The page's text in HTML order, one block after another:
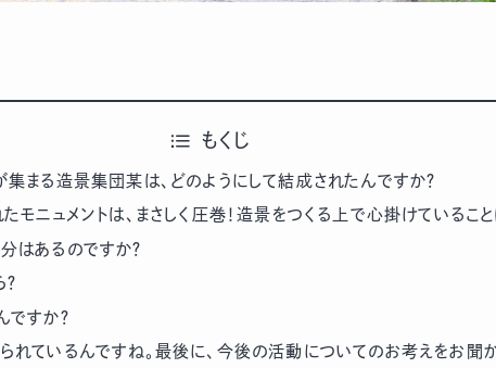
もくじ
まる造景集団某は、どのようにして結成されたんですか？
ニュメントは、まさしく圧巻！造景をつくる上で心掛けていること
はあるのですか？
すか？
ているんですね。最後に、今後の活動についてのお考えをお聞か